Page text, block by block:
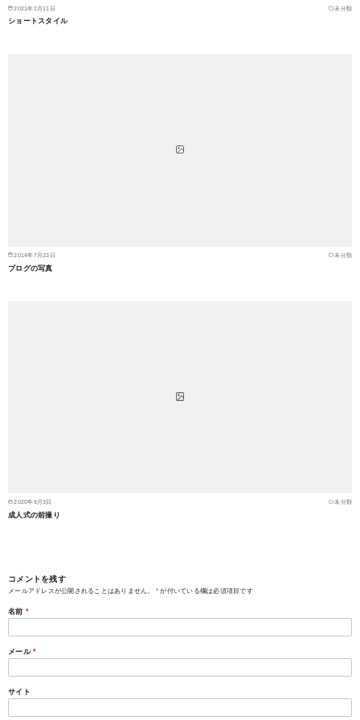
2021年2月11日 未分類
ショートスタイル
2014年7月23日 未分類
ブログの写真
2020年9月3日 未分類
成人式の前撮り
コメントを残す
メールアドレスが公開されることはありません。 * が付いている欄は必須項目です
名前 *
メール *
サイト